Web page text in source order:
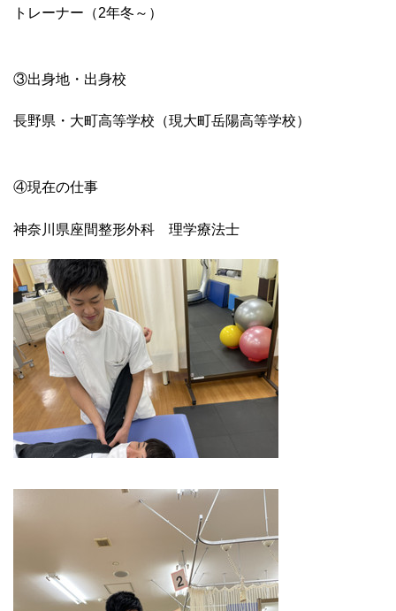
トレーナー（2年冬～）
③出身地・出身校
長野県・大町高等学校（現大町岳陽高等学校）
④現在の仕事
神奈川県座間整形外科 理学療法士